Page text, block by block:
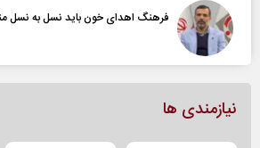
فرهنگ اهدای خون باید نسل به نسل
نیازمندی ها